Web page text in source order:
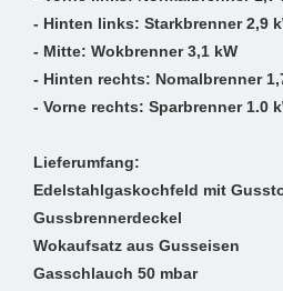
- Hinten links: Starkbrenner 2,9
- Mitte: Wokbrenner 3,1 kW
- Hinten rechts: Nomalbrenner
- Vorne rechts: Sparbrenner 1.0
Lieferumfang:
Edelstahlgaskochfeld mit
Gussbrennerdeckel
Wokaufsatz aus Gusseisen
Gasschlauch 50 mbar